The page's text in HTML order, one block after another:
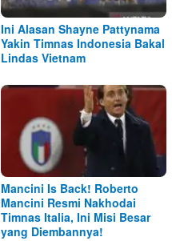
Ini Alasan Shayne Pattynama
Yakin Timnas Indonesia Bakal
Lindas Vietnam
Mancini Is Back! Roberto
Mancini Resmi Nakhodai
Timnas Italia, Ini Misi Besar
yang Diembannya!